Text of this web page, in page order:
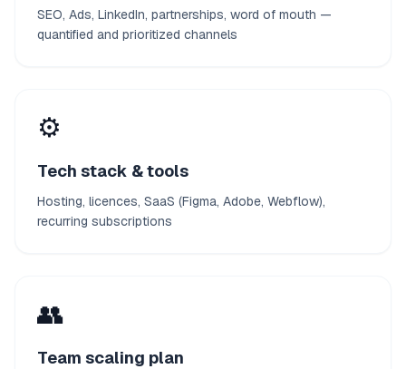
SEO, Ads, LinkedIn, partnerships, word of mouth —
quantified and prioritized channels
⚙️
Tech stack & tools
Hosting, licences, SaaS (Figma, Adobe, Webflow),
recurring subscriptions
👥
Team scaling plan